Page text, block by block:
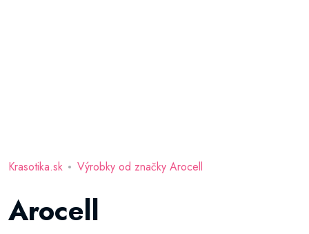
Krasotika.sk Výrobky od značky Arocell
Arocell